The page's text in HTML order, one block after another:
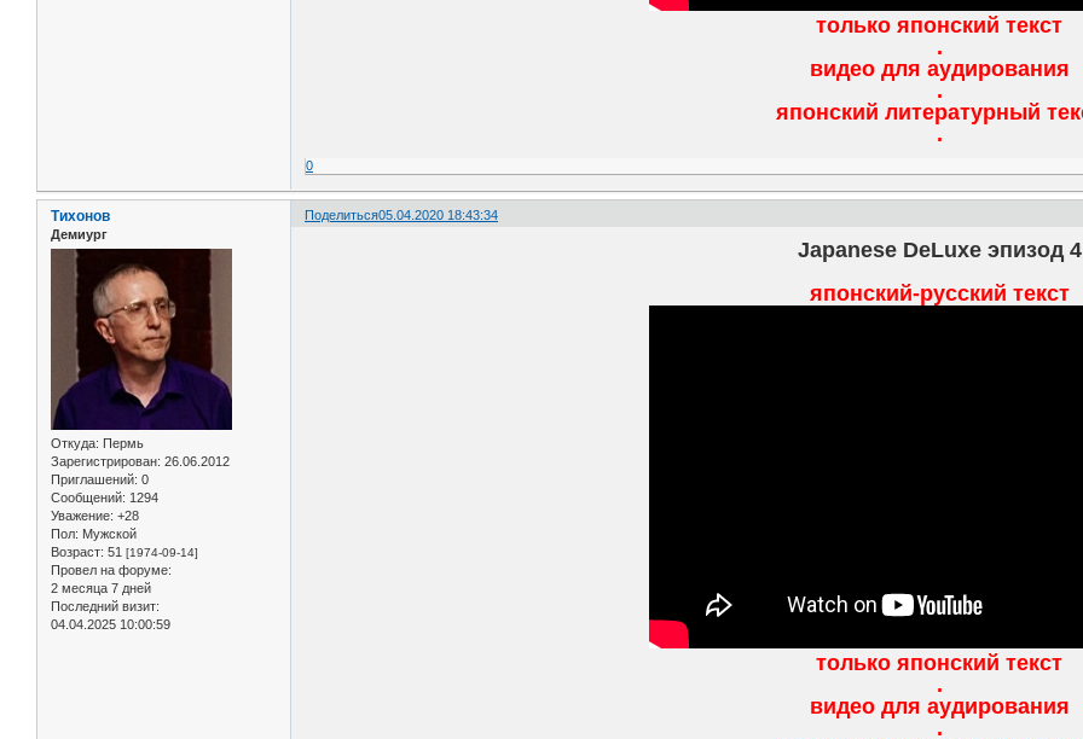
только японский текст
.
видео для аудирования
.
японский литературный
.
0
Поделиться05.04.2020 18:43:34
Тихонов
Демиург
Откуда: Пермь
Зарегистрирован: 26.06.2012
Приглашений: 0
Сообщений: 1294
Уважение: +28
Пол: Мужской
Возраст: 51 [1974-09-14]
Провел на форуме:
2 месяца 7 дней
Последний визит:
04.04.2025 10:00:59
Japanese DeLuxe эпизод 4
японский-русский текст
только японский текст
.
видео для аудирования
.